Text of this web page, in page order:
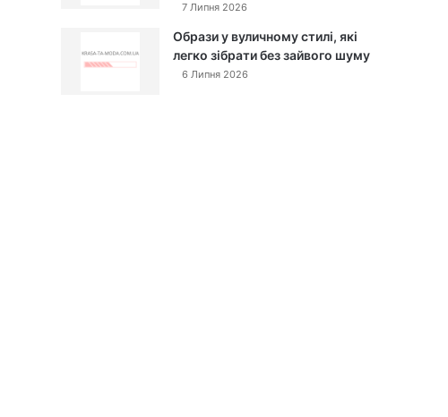
7 Липня 2026
Образи у вуличному стилі, які
легко зібрати без зайвого шуму
6 Липня 2026